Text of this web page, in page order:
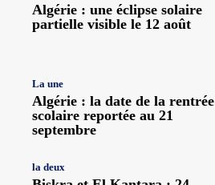
Algérie : une éclipse solaire
partielle visible le 12 août
La une
Algérie : la date de la rentrée
scolaire reportée au 21
septembre
la deux